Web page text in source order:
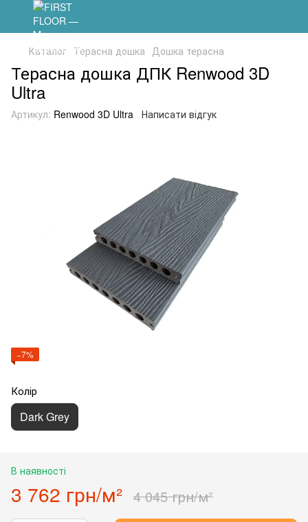
Каталог Терасна дошка Дошка терасна
Терасна дошка ДПК Renwood 3D
Ultra
Артикул: Renwood 3D Ultra Написати відгук
−7%
Колір
Dark Grey
В наявності
3 762 грн/м² 4 045 грн/м²